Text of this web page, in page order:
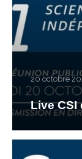
20 octobre
Live CSI